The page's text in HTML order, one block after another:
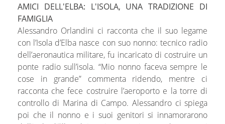
AMICI DELL'ELBA: L'ISOLA, UNA TRADIZIONE DI
FAMIGLIA
Alessandro Orlandini ci racconta che il suo legame
con l’Isola d’Elba nasce con suo nonno: tecnico radio
dell’aeronautica militare, fu incaricato di costruire un
ponte radio sull’isola. “Mio nonno faceva sempre le
cose in grande” commenta ridendo, mentre ci
racconta che fece costruire l’aeroporto e la torre di
controllo di Marina di Campo. Alessandro ci spiega
poi che il nonno e i suoi genitori si innamorarono